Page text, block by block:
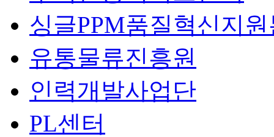
싱글PPM품질혁신지
유통물류진흥원
인력개발사업단
PL센터